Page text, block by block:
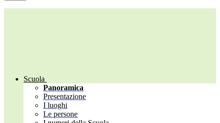
Scuola
Panoramica
Presentazione
I luoghi
Le persone